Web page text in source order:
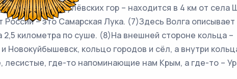
вершин Жигулёвских гор – находится в 4 км от села
– это Самарская Лука. (7)Здесь Волга описывает
2,5 километра по суше. (8)На внешней стороне кольца –
кольцо городов и сёл, а внутри
где-то напоминающие нам Крым, а где-то –